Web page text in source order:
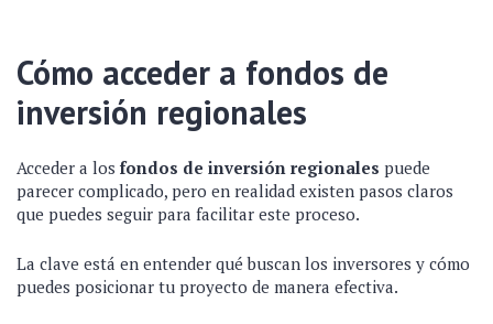
Cómo acceder a fondos de
inversión regionales
Acceder a los fondos de inversión regionales puede
parecer complicado, pero en realidad existen pasos claros
que puedes seguir para facilitar este proceso.
La clave está en entender qué buscan los inversores y cómo
puedes posicionar tu proyecto de manera efectiva.